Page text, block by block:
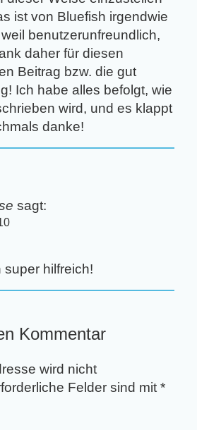
ist von Bluefish irgendwie
benutzerunfreundlich,
daher für diesen
Beitrag bzw. die gut
Ich habe alles befolgt, wie
wird, und es klappt
danke!
sagt:
super hilfreich!
Kommentar
wird nicht
Felder sind mit *